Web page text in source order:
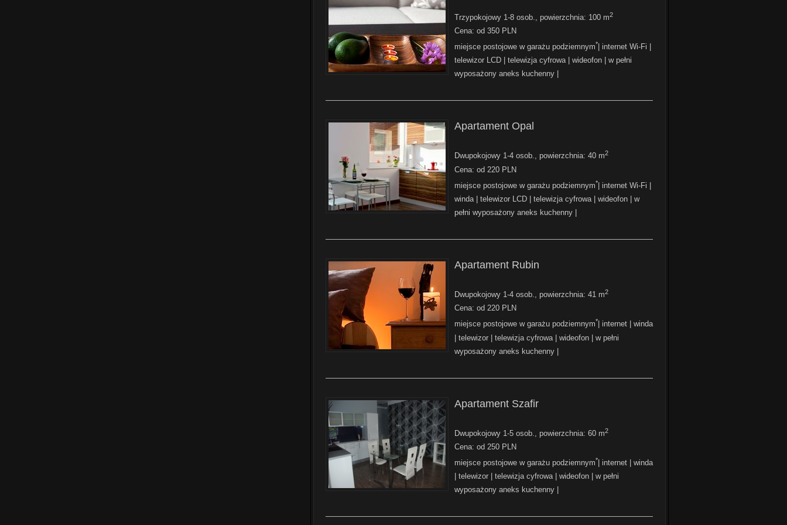
Trzypokojowy 1-8 osob., powierzchnia: 100 m2
Cena: od 350 PLN
miejsce postojowe w garażu podziemnym*
| internet Wi-Fi |
telewizor LCD | telewizja cyfrowa | wideofon | w pełni
wyposażony aneks kuchenny |
———————————————————————————————————————————
Apartament Opal
Dwupokojowy 1-4 osob., powierzchnia: 40 m2
Cena: od 220 PLN
miejsce postojowe w garażu podziemnym*
| internet Wi-Fi |
winda | telewizor LCD | telewizja cyfrowa | wideofon | w
pełni wyposażony aneks kuchenny |
———————————————————————————————————————————
Apartament Rubin
Dwupokojowy 1-4 osob., powierzchnia: 41 m2
Cena: od 220 PLN
miejsce postojowe w garażu podziemnym*
| internet | winda
| telewizor | telewizja cyfrowa | wideofon | w pełni
wyposażony aneks kuchenny |
———————————————————————————————————————————
Apartament Szafir
Dwupokojowy 1-5 osob., powierzchnia: 60 m2
Cena: od 250 PLN
miejsce postojowe w garażu podziemnym*
| internet | winda
| telewizor | telewizja cyfrowa | wideofon | w pełni
wyposażony aneks kuchenny |
———————————————————————————————————————————